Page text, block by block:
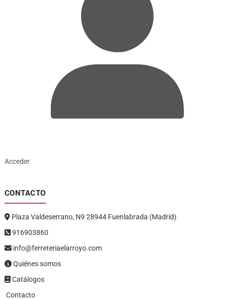
Acceder
CONTACTO
Plaza Valdeserrano, N9 28944 Fuenlabrada (Madrid)
916903860
info@ferreteriaelarroyo.com
Quiénes somos
Catálogos
Contacto